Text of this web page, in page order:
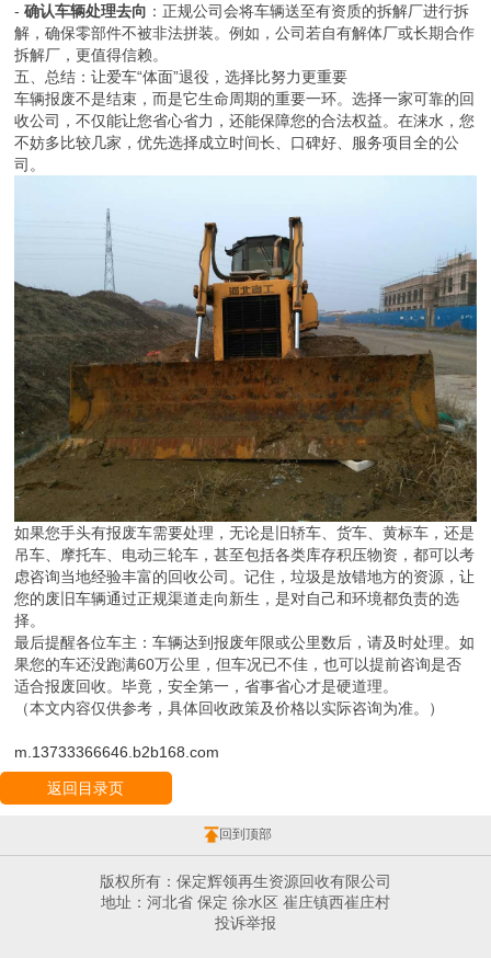
-确认车辆处理去向 ：正规公司会将车辆送至有资质的拆解厂进行拆
解，确保零部件不被非法拼装。例如，公司若自有解体厂或长期合作
拆解厂，更值得信赖。
五、总结：让爱车“体面”退役，选择比努力更重要
车辆报废不是结束，而是它生命周期的重要一环。选择一家可靠的回
收公司，不仅能让您省心省力，还能保障您的合法权益。在涞水，您
不妨多比较几家，优先选择成立时间长、口碑好、服务项目全的公
司。
如果您手头有报废车需要处理，无论是旧轿车、货车、黄标车，还是
吊车、摩托车、电动三轮车，甚至包括各类库存积压物资，都可以考
虑咨询当地经验丰富的回收公司。记住，垃圾是放错地方的资源，让
您的废旧车辆通过正规渠道走向新生，是对自己和环境都负责的选
择。
最后提醒各位车主：车辆达到报废年限或公里数后，请及时处理。如
果您的车还没跑满60万公里，但车况已不佳，也可以提前咨询是否
适合报废回收。毕竟，安全第一，省事省心才是硬道理。
（本文内容仅供参考，具体回收政策及价格以实际咨询为准。）
m.13733366646.b2b168.com
返回目录页
回到顶部
版权所有：保定辉领再生资源回收有限公司
地址：河北省 保定 徐水区 崔庄镇西崔庄村
投诉举报